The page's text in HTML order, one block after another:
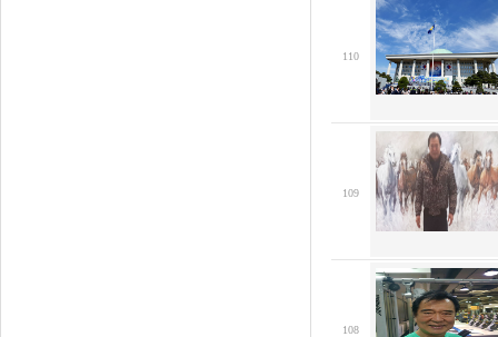
110
109
108